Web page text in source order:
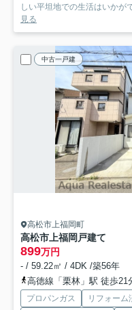
しい平坦地での生活はいかが
見る
中古一戸建
高松市上福岡町
高松市上福岡戸建て
899万円
- / 59.22㎡ / 4DK /築56年
高徳線「栗林」駅 徒歩21
プロパンガス リフォーム